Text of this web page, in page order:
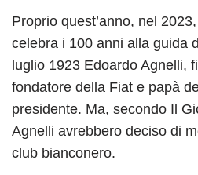
Proprio quest’anno, nel
celebra i 100 anni alla guida
luglio 1923 Edoardo Agnelli,
fondatore della Fiat e papà
presidente. Ma, secondo Il
Agnelli avrebbero deciso di
club bianconero.